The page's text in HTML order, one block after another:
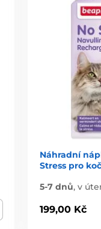
Náhradní
Stress pro
5-7 dnů,v
199,00 Kč